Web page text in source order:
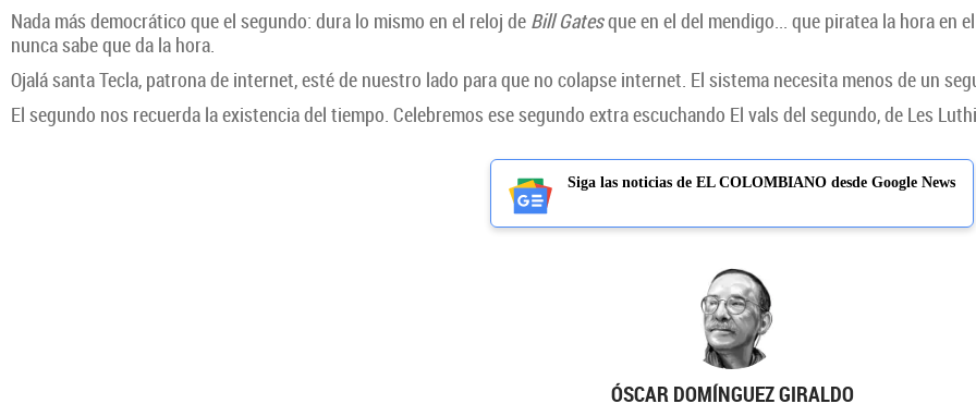
Nada más democrático que el segundo: dura lo mismo en el reloj de Bill Gatesque en el del mendigo... que piratea la hora en
nunca sabe que da la hora.
Ojalá santa Tecla, patrona de internet, esté de nuestro lado para que no colapse internet. El sistema necesita menos de un
El segundo nos recuerda la existencia del tiempo. Celebremos ese segundo extra escuchando El vals del segundo, de Les
Siga las noticias de EL COLOMBIANO desde Google News
ÓSCAR DOMÍNGUEZ GIRALDO